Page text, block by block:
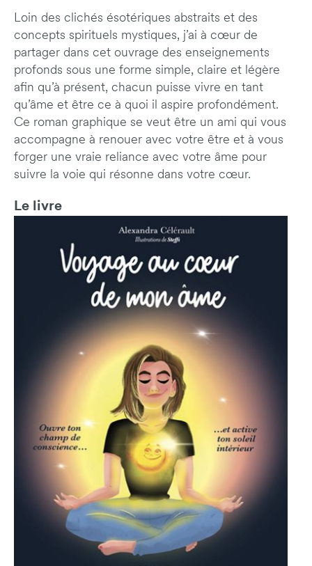
Loin des clichés ésotériques abstraits et des
concepts spirituels mystiques, j’ai à cœur de
partager dans cet ouvrage des enseignements
profonds sous une forme simple, claire et légère
afin qu’à présent, chacun puisse vivre en tant
qu’âme et être ce à quoi il aspire profondément.
Ce roman graphique se veut être un ami qui vous
accompagne à renouer avec votre être et à vous
forger une vraie reliance avec votre âme pour
suivre la voie qui résonne dans votre cœur.
Le livre